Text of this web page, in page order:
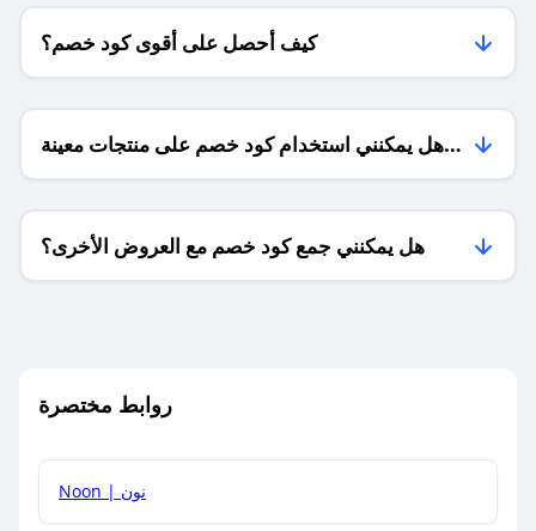
كيف أحصل على أقوى كود خصم؟
هل يمكنني استخدام كود خصم على منتجات معينة
فقط؟
هل يمكنني جمع كود خصم مع العروض الأخرى؟
روابط مختصرة
Noon | نون